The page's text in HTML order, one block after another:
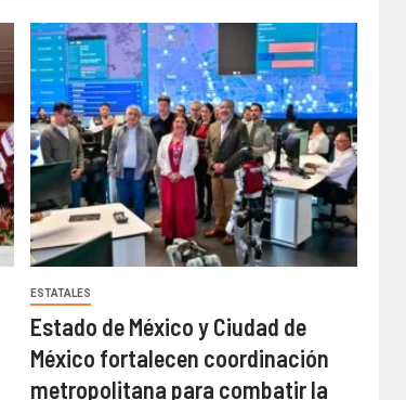
ESTATALES
Estado de México y Ciudad de
México fortalecen coordinación
metropolitana para combatir la